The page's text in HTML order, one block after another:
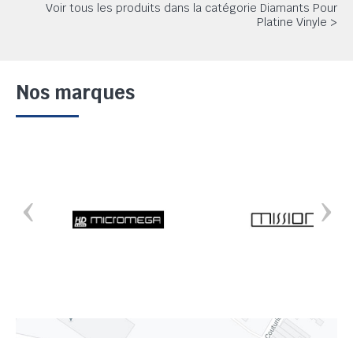
Voir tous les produits dans la catégorie Diamants Pour
Platine Vinyle >
Nos marques